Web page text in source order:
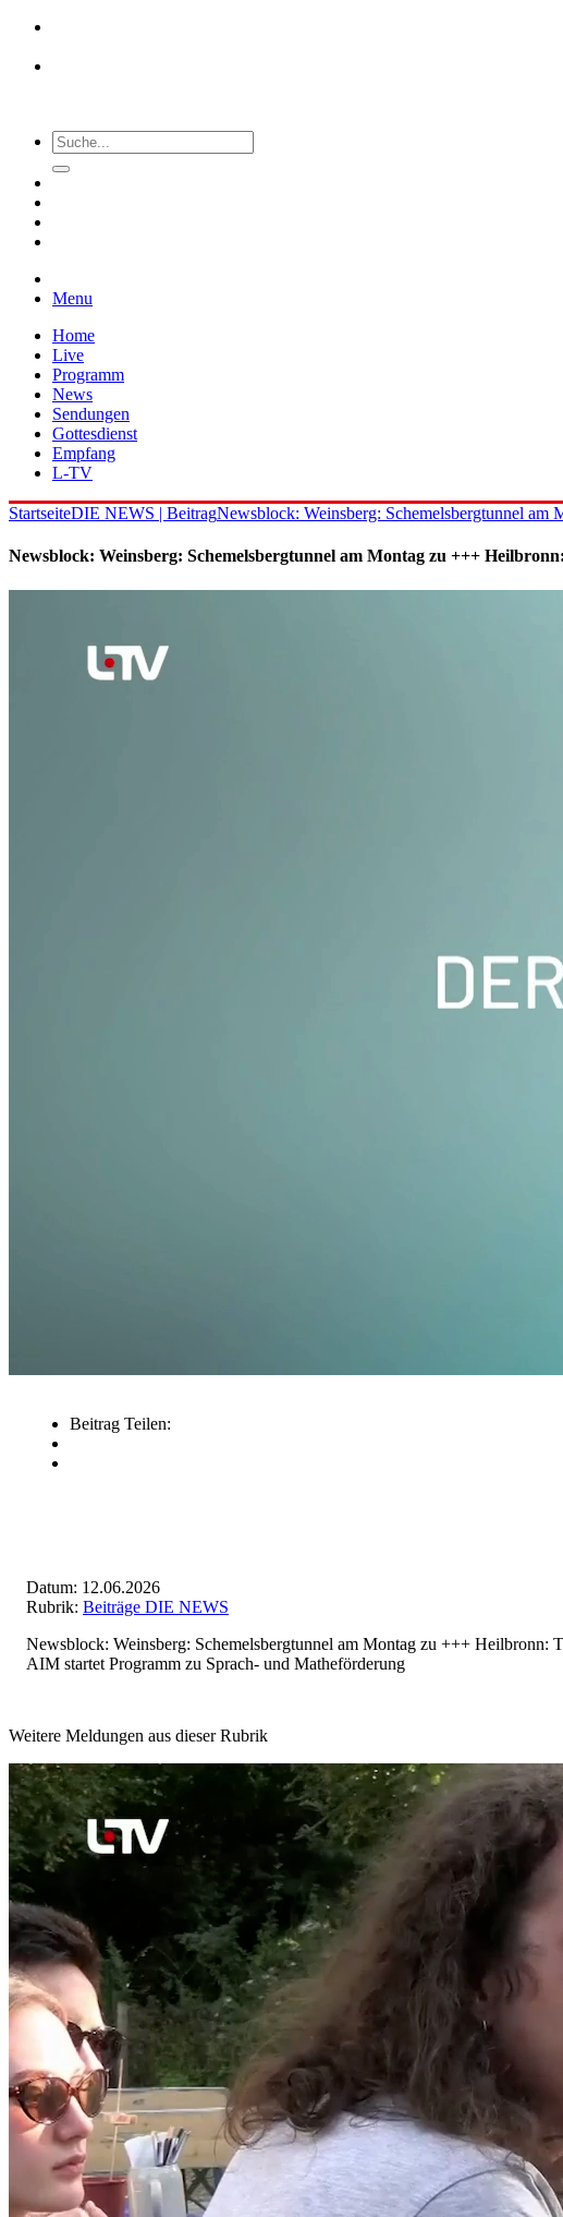
Menu
Home
Live
Programm
News
Sendungen
Gottesdienst
Empfang
L-TV
StartseiteDIE NEWS | BeitragNewsblock: Weinsberg: Schemelsbergtunnel
Newsblock: Weinsberg: Schemelsbergtunnel am Montag zu +++
Beitrag Teilen:
Datum: 12.06.2026
Rubrik: Beiträge DIE NEWS
Newsblock: Weinsberg: Schemelsbergtunnel am Montag zu +++
AIM startet Programm zu Sprach- und Matheförderung
Weitere Meldungen aus dieser Rubrik